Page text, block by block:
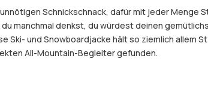
Schnickschnack, dafür mit jeder Menge
manchmal denkst, du würdest deinen
Ski- und Snowboardjacke hält so ziemlich allem
All-Mountain-Begleiter gefunden.